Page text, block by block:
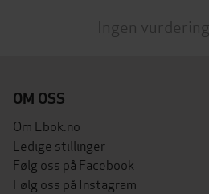
Ingen
OM OSS
Om Ebok.no
Ledige stillinger
Følg oss på Facebook
Følg oss på Instagram